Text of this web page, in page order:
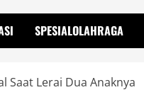
SPESIALOLAHRAGA
Saat Lerai Dua Anaknya